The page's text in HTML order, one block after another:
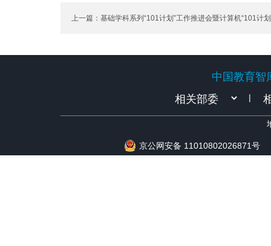
上一篇：基础学科系列“101计划”工作推进会暨计算机“101计
中国教育智
|
京公网安备 11010802026871号